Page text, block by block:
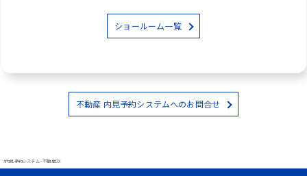
ショールーム一覧
不動産 内見予約システムへのお問合せ
#内見予約システム - 不動産DX